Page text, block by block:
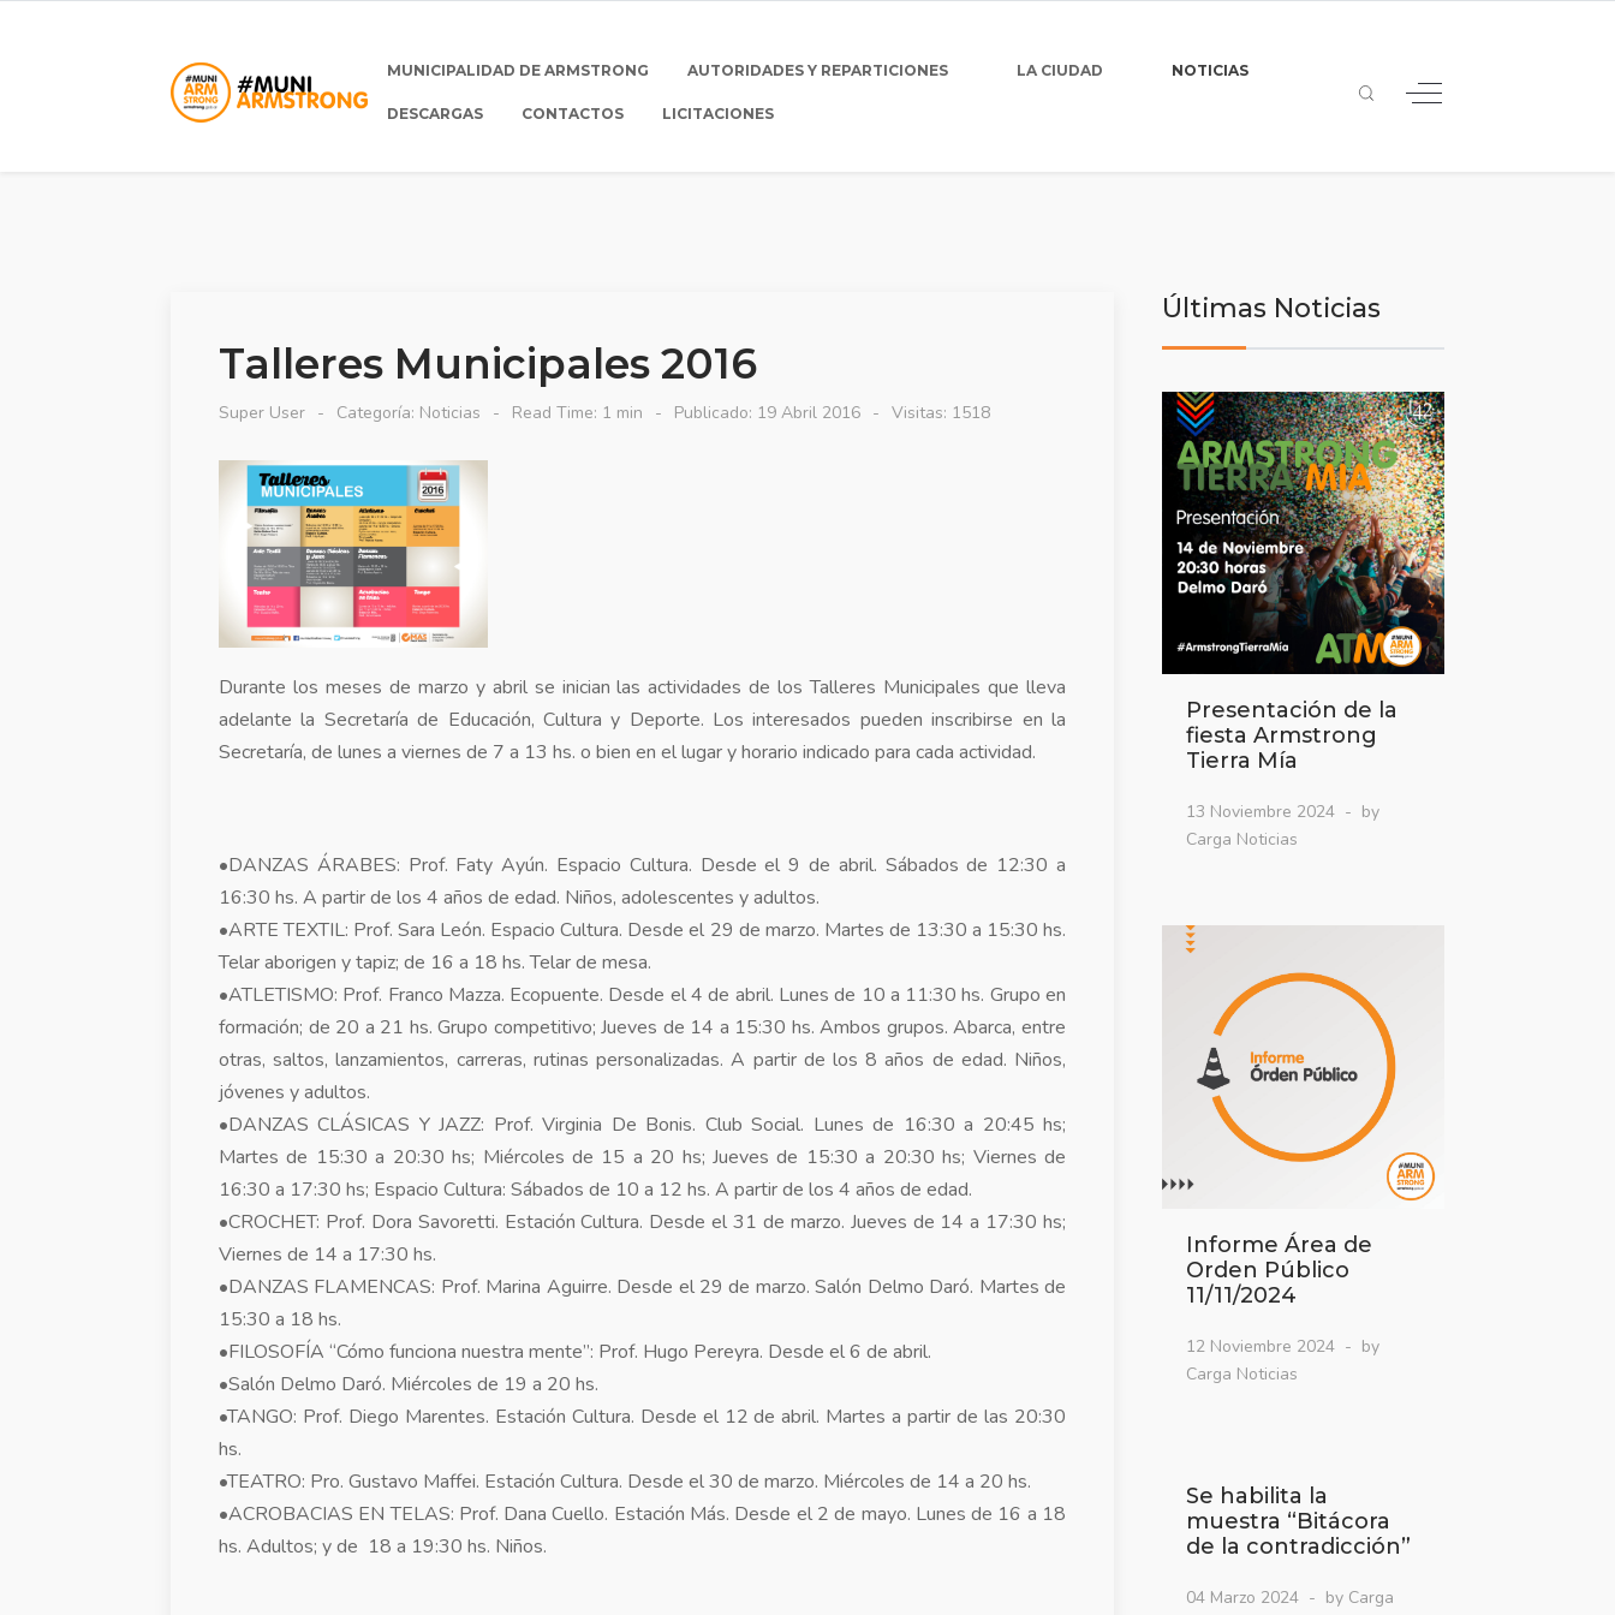
MUNICIPALIDAD DE ARMSTRONG AUTORIDADES Y REPARTICIONES LA CIUDAD NOTICIAS
DESCARGAS CONTACTOS LICITACIONES
Talleres Municipales 2016
Super User Categoría: Noticias Read Time: 1 min Publicado: 19 Abril 2016 Visitas: 1518
Durante los meses de marzo y abril se inician las actividades de los Talleres Municipales que lleva
adelante la Secretaría de Educación, Cultura y Deporte. Los interesados pueden inscribirse en la
Secretaría, de lunes a viernes de 7 a 13 hs. o bien en el lugar y horario indicado para cada actividad.
•DANZAS ÁRABES: Prof. Faty Ayún. Espacio Cultura. Desde el 9 de abril. Sábados de 12:30 a
16:30 hs. A partir de los 4 años de edad. Niños, adolescentes y adultos.
•ARTE TEXTIL: Prof. Sara León. Espacio Cultura. Desde el 29 de marzo. Martes de 13:30 a 15:30 hs.
Telar aborigen y tapiz; de 16 a 18 hs. Telar de mesa.
•ATLETISMO: Prof. Franco Mazza. Ecopuente. Desde el 4 de abril. Lunes de 10 a 11:30 hs. Grupo en
formación; de 20 a 21 hs. Grupo competitivo; Jueves de 14 a 15:30 hs. Ambos grupos. Abarca, entre
otras, saltos, lanzamientos, carreras, rutinas personalizadas. A partir de los 8 años de edad. Niños,
jóvenes y adultos.
•DANZAS CLÁSICAS Y JAZZ: Prof. Virginia De Bonis. Club Social. Lunes de 16:30 a 20:45 hs;
Martes de 15:30 a 20:30 hs; Miércoles de 15 a 20 hs; Jueves de 15:30 a 20:30 hs; Viernes de
16:30 a 17:30 hs; Espacio Cultura: Sábados de 10 a 12 hs. A partir de los 4 años de edad.
•CROCHET: Prof. Dora Savoretti. Estación Cultura. Desde el 31 de marzo. Jueves de 14 a 17:30 hs;
Viernes de 14 a 17:30 hs.
•DANZAS FLAMENCAS: Prof. Marina Aguirre. Desde el 29 de marzo. Salón Delmo Daró. Martes de
15:30 a 18 hs.
•FILOSOFÍA “Cómo funciona nuestra mente”: Prof. Hugo Pereyra. Desde el 6 de abril.
•Salón Delmo Daró. Miércoles de 19 a 20 hs.
•TANGO: Prof. Diego Marentes. Estación Cultura. Desde el 12 de abril. Martes a partir de las 20:30
hs.
•TEATRO: Pro. Gustavo Maffei. Estación Cultura. Desde el 30 de marzo. Miércoles de 14 a 20 hs.
•ACROBACIAS EN TELAS: Prof. Dana Cuello. Estación Más. Desde el 2 de mayo. Lunes de 16 a 18
hs. Adultos; y de 18 a 19:30 hs. Niños.
Últimas Noticias
Presentación de la
fiesta Armstrong
Tierra Mía
13 Noviembre 2024
by
Carga Noticias
Informe Área de
Orden Público
11/11/2024
12 Noviembre 2024
by
Carga Noticias
Se habilita la
muestra “Bitácora
de la contradicción”
04 Marzo 2024
by Carga